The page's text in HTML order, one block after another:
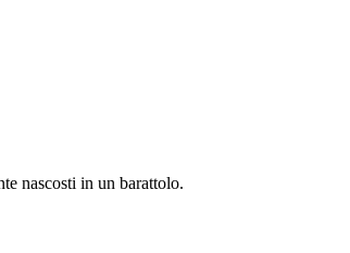
nascosti in un barattolo.